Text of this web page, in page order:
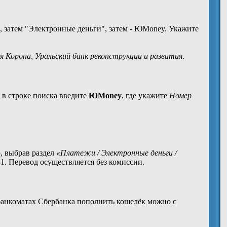
"Электронные деньги", затем - ЮMoney. Укажите
Уральский банк реконструкции и развития.
в строке поиска введите ЮMoney, где укажите Номер
раздел «Платежи / Электронные деньги /
осуществляется без комиссии.
Сбербанка пополнить кошелёк можно с